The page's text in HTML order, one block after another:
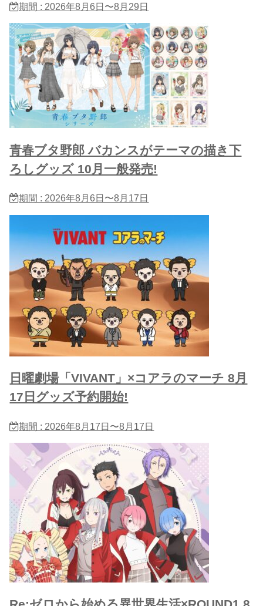
期間 : 2026年8月6日〜8月29日
青春ブタ野郎 バカンスがテーマの描き下
ろしグッズ 10月一般発売!
期間 : 2026年8月6日〜8月17日
日曜劇場「VIVANT」×コアラのマーチ 8月
17日グッズ予約開始!
期間 : 2026年8月17日〜8月17日